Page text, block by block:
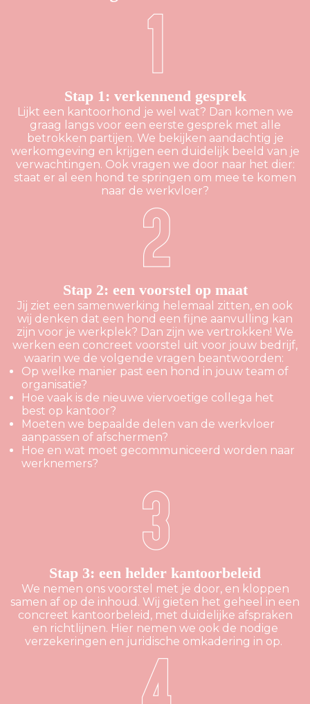
Stap 1: verkennend gesprek
Lijkt een kantoorhond je wel wat? Dan komen we
graag langs voor een eerste gesprek met alle
betrokken partijen. We bekijken aandachtig je
werkomgeving en krijgen een duidelijk beeld van je
verwachtingen. Ook vragen we door naar het dier:
staat er al een hond te springen om mee te komen
naar de werkvloer?
Stap 2: een voorstel op maat
Jij ziet een samenwerking helemaal zitten, en ook
wij denken dat een hond een fijne aanvulling kan
zijn voor je werkplek? Dan zijn we vertrokken! We
werken een concreet voorstel uit voor jouw bedrijf,
waarin we de volgende vragen beantwoorden:
Op welke manier past een hond in jouw team of
organisatie?
Hoe vaak is de nieuwe viervoetige collega het
best op kantoor?
Moeten we bepaalde delen van de werkvloer
aanpassen of afschermen?
Hoe en wat moet gecommuniceerd worden naar
werknemers?
Stap 3: een helder kantoorbeleid
We nemen ons voorstel met je door, en kloppen
samen af op de inhoud. Wij gieten het geheel in een
concreet kantoorbeleid, met duidelijke afspraken
en richtlijnen. Hier nemen we ook de nodige
verzekeringen en juridische omkadering in op.